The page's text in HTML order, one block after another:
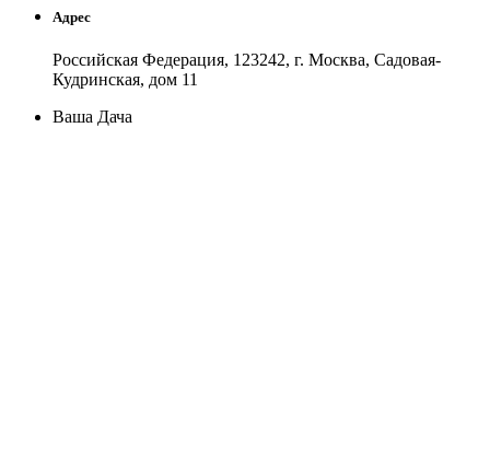
Адрес
Российская Федерация, 123242, г. Москва, Садовая-
Кудринская, дом 11
Ваша Дача